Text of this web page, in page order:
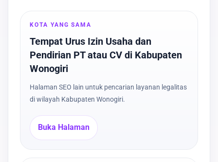
KOTA YANG SAMA
Tempat Urus Izin Usaha dan
Pendirian PT atau CV di Kabupaten
Wonogiri
Halaman SEO lain untuk pencarian layanan legalitas
di wilayah Kabupaten Wonogiri.
Buka Halaman